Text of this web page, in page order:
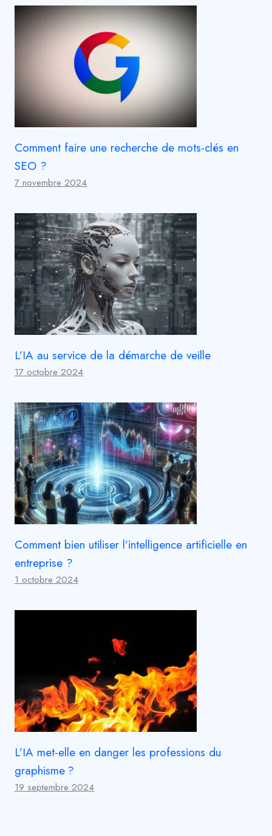
Comment faire une recherche de mots-clés en
SEO ?
7 novembre 2024
L’IA au service de la démarche de veille
17 octobre 2024
Comment bien utiliser l’intelligence artificielle en
entreprise ?
1 octobre 2024
L’IA met-elle en danger les professions du
graphisme ?
19 septembre 2024